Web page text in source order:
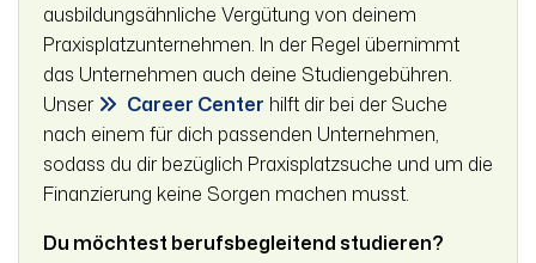
ausbildungsähnliche Vergütung von deinem
Praxisplatzunternehmen. In der Regel übernimmt
das Unternehmen auch deine Studiengebühren.
Unser
Career Center hilft dir bei der Suche
nach einem für dich passenden Unternehmen,
sodass du dir bezüglich Praxisplatzsuche und um die
Finanzierung keine Sorgen machen musst.
Du möchtest berufsbegleitend studieren?